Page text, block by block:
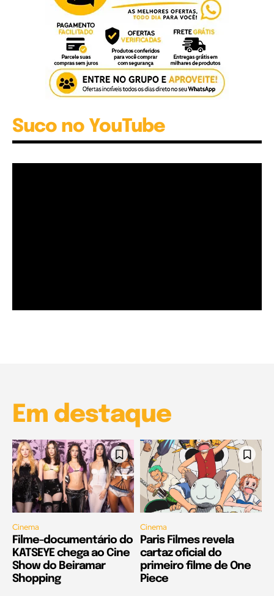
Suco no YouTube
Em destaque
Cinema
Filme-documentário do
KATSEYE chega ao Cine
Show do Beiramar
Shopping
Cinema
Paris Filmes revela
cartaz oficial do
primeiro filme de One
Piece